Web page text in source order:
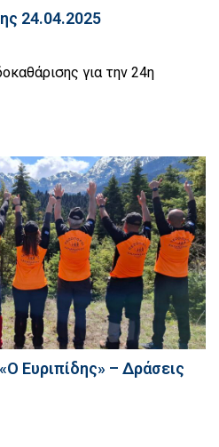
24.04.2025
για την 24η
Ευριπίδης» – Δράσεις